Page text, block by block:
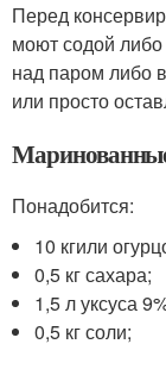
Перед
моют содой либо
над паром либо
или просто
Понадобится:
10 кгили
0,5 кг сахара;
1,5 л уксуса
0,5 кг соли;